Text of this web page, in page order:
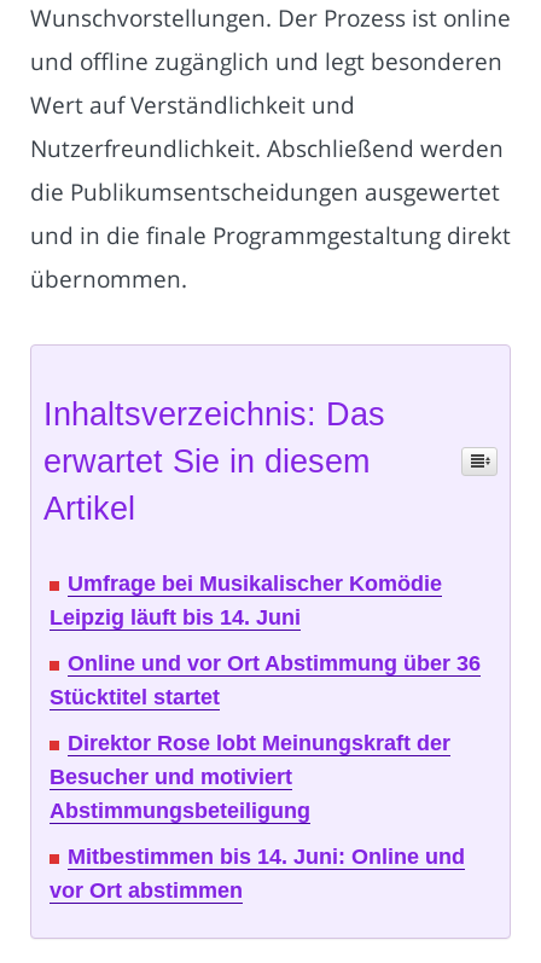
Wunschvorstellungen. Der Prozess ist online
und offline zugänglich und legt besonderen
Wert auf Verständlichkeit und
Nutzerfreundlichkeit. Abschließend werden
die Publikumsentscheidungen ausgewertet
und in die finale Programmgestaltung direkt
übernommen.
Inhaltsverzeichnis: Das
erwartet Sie in diesem
Artikel
Umfrage bei Musikalischer Komödie
Leipzig läuft bis 14. Juni
Online und vor Ort Abstimmung über 36
Stücktitel startet
Direktor Rose lobt Meinungskraft der
Besucher und motiviert
Abstimmungsbeteiligung
Mitbestimmen bis 14. Juni: Online und
vor Ort abstimmen